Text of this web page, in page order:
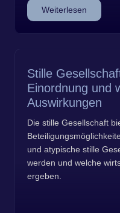
Weiterlesen
Stille
Einordnung und
Auswirkungen
Die stille Gesellschaft
und atypische stille
werden und welche
ergeben.